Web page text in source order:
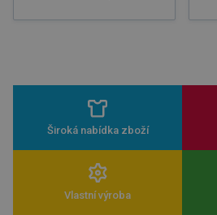
Široká nabídka zboží
Vlastní výroba